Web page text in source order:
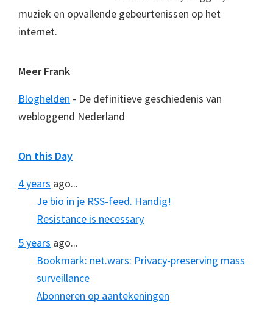
muziek en opvallende gebeurtenissen op het
internet.
Meer Frank
Bloghelden - De definitieve geschiedenis van
webloggend Nederland
On this Day
4 years ago...
Je bio in je RSS-feed. Handig!
Resistance is necessary
5 years ago...
Bookmark: net.wars: Privacy-preserving mass
surveillance
Abonneren op aantekeningen